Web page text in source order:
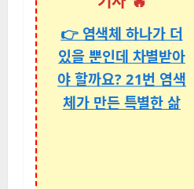
기사 🔥
👉 염색체 하나가 더
있을 뿐인데 차별받아
야 할까요? 21번 염색
체가 만든 특별한 삶